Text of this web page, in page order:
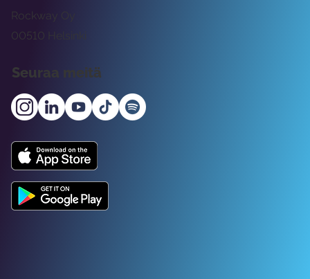
Rockway Oy
00510 Helsinki
Seuraa meitä